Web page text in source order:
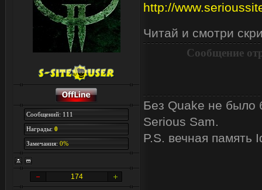
Сообщений: 111
Награды: 0
Замечания: 0%
174
http://
Читай и смотри
Сообщение
Без Quake не было
Serious Sam.
P.S. вечная память